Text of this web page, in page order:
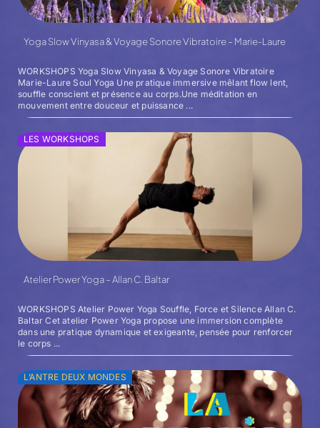
Yoga Slow Vinyasa & Voyage Sonore Vibratoire – Marie-Laure
WORKSHOPS Yoga Slow Vinyasa & Voyage Sonore Vibratoire
Marie-Laure Soul Yoga Une pratique immersive mêlant flow lent,
souffle conscient et présence au corps.Une méditation en
mouvement entre douceur et puissance ...
LES WORKSHOPS
Atelier Power Yoga – Allan C. Baltar
WORKSHOPS Atelier Power Yoga Souffle, Force et Silence Allan C.
Baltar Cet atelier Power Yoga propose une immersion complète
dans une pratique dynamique et exigeante, pensée pour renforcer
le corps ...
L’ANTRE DEUX MONDES